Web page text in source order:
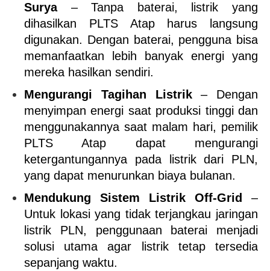
Surya – Tanpa baterai, listrik yang
dihasilkan PLTS Atap harus langsung
digunakan. Dengan baterai, pengguna bisa
memanfaatkan lebih banyak energi yang
mereka hasilkan sendiri.
Mengurangi Tagihan Listrik – Dengan
menyimpan energi saat produksi tinggi dan
menggunakannya saat malam hari, pemilik
PLTS Atap dapat mengurangi
ketergantungannya pada listrik dari PLN,
yang dapat menurunkan biaya bulanan.
Mendukung Sistem Listrik Off-Grid
–
Untuk lokasi yang tidak terjangkau jaringan
listrik PLN, penggunaan baterai menjadi
solusi utama agar listrik tetap tersedia
sepanjang waktu.